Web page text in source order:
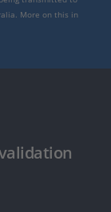
More on this in